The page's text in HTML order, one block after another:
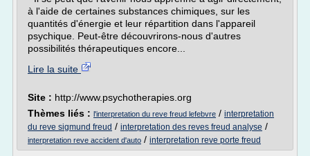
à l'aide de certaines substances chimiques, sur les
quantités d'énergie et leur répartition dans l'appareil
psychique. Peut-être découvrirons-nous d'autres
possibilités thérapeutiques encore...
Lire la suite
Site : http://www.psychotherapies.org
Thèmes liés : l'interpretation du reve freud lefebvre / interpretation
du reve sigmund freud / interpretation des reves freud analyse /
interpretation reve accident d'auto / interpretation reve porte freud